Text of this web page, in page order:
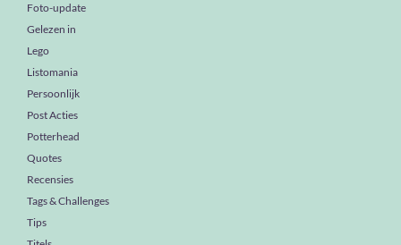
Foto-update
Gelezen in
Lego
Listomania
Persoonlijk
Post Acties
Potterhead
Quotes
Recensies
Tags & Challenges
Tips